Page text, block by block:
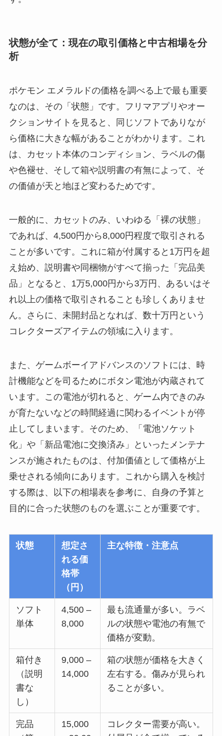
状態が全て：現在の取引価格と中古相場を分
析
ポケモン エメラルドの価格を調べる上で最も重要
なのは、その「状態」です。フリマアプリやオー
クションサイトを見ると、同じソフトでありなが
ら価格に大きな幅があることがわかります。これ
は、カセット本体のコンディション、ラベルの傷
や色褪せ、そして箱や説明書の有無によって、そ
の価値が天と地ほど変わるためです。
一般的に、カセットのみ、いわゆる「裸の状態」
であれば、4,500円から8,000円程度で取引される
ことが多いです。これに箱が付属すると1万円を超
え始め、説明書や同梱物がすべて揃った「完品美
品」となると、1万5,000円から3万円、あるいはそ
れ以上の価格で取引されることも珍しくありませ
ん。さらに、未開封品となれば、数十万円という
コレクターズアイテムの領域に入ります。
また、ゲームボーイアドバンスのソフトには、時
計機能などを司るためにボタン電池が内蔵されて
います。この電池が切れると、ゲーム内できのみ
が育たないなどの時間経過に関わるイベントが停
止してしまいます。そのため、「電池ソケット
化」や「新品電池に交換済み」といったメンテナ
ンスが施されたものは、付加価値として価格が上
乗せされる傾向にあります。これから購入を検討
する際は、以下の相場表を参考に、自身の予算と
目的に合った状態のものを選ぶことが重要です。
状態
想定さ
れる価
格帯
（円）
主な特徴・注意点
ソフト
単体
4,500 –
8,000
最も流通量が多い。ラベ
ルの状態や電池の有無で
価格が変動。
箱付き
（説明
書な
し）
9,000 –
14,000
箱の状態が価格を大きく
左右する。傷みが見られ
ることが多い。
完品
15,000
コレクター需要が高い。